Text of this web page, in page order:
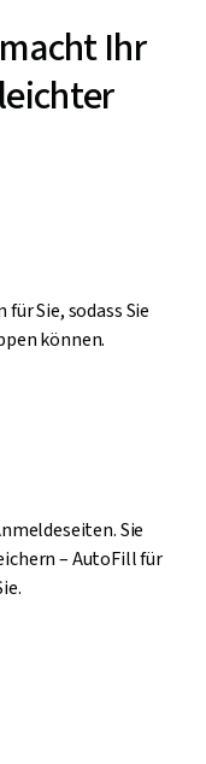
Ihr
Sie, sodass Sie
können.
Sie
– AutoFill für